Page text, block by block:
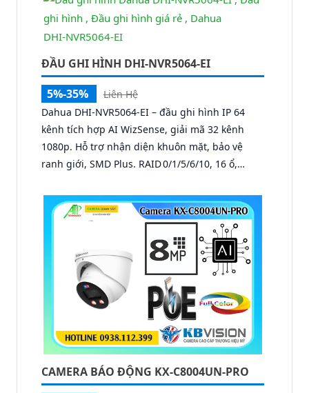
ĐẦU GHI HÌNH DHI-NVR5064-EI
5%-35%
Liên Hệ
Dahua DHI‑NVR5064‑EI – đầu ghi hình IP 64
kênh tích hợp AI WizSense, giải mã 32 kênh
1080p. Hỗ trợ nhận diện khuôn mặt, bảo vệ
ranh giới, SMD Plus. RAID 0/1/5/6/10, 16 ổ,
nghiệp đáng tin cậy.
CAMERA BÁO ĐỘNG KX-C8004UN-PRO